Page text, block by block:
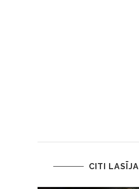
CITI LASĪJA